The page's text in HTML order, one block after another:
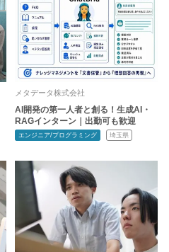
メタデータ株式会社
AI開発の第一人者と創る！生成AI・
RAGインターン｜出勤可も歓迎
エンジニア/プログラミング 埼玉県